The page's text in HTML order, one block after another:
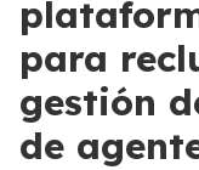
para
gestión
de